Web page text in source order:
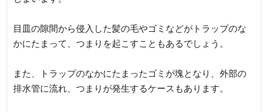
目皿の隙間から侵入した髪の毛やゴミなどがトラップのな
かにたまって、つまりを起こすこともあるでしょう。
また、トラップのなかにたまったゴミが塊となり、外部の
排水管に流れ、つまりが発生するケースもあります。